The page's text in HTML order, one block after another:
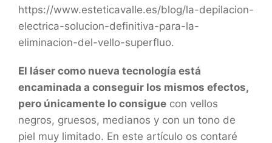
https://www.esteticavalle.es/blog/la-depilacion-
electrica-solucion-definitiva-para-la-
eliminacion-del-vello-superfluo.
El láser como nueva tecnología está
encaminada a conseguir los mismos efectos,
pero únicamente lo consigue con vellos
negros, gruesos, medianos y con un tono de
piel muy limitado. En este artículo os contaré